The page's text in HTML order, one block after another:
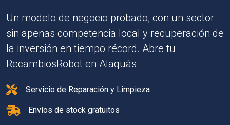
Un modelo de negocio probado, con un sector
sin apenas competencia local y recuperación de
la inversión en tiempo récord. Abre tu
RecambiosRobot en Alaquàs.
Servicio de Reparación y Limpieza
Envíos de stock gratuitos